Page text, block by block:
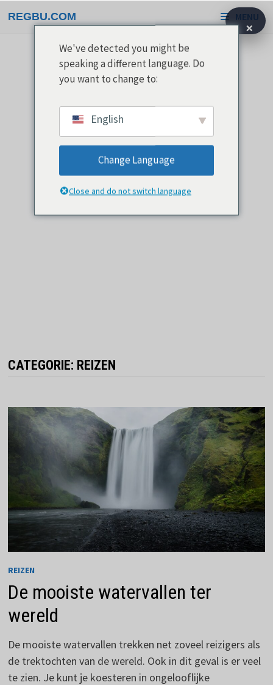
naar
REGBU.COM MENU
CATEGORIE: REIZEN
REIZEN
De mooiste watervallen ter
wereld
De mooiste watervallen trekken net zoveel reizigers als
de trektochten van de wereld. Ook in dit geval is er veel
te zien. Je kunt je koesteren in ongelooflijke
×
We've detected you might be
speaking a different language. Do
you want to change to:
English
Change Language
Close and do not switch language